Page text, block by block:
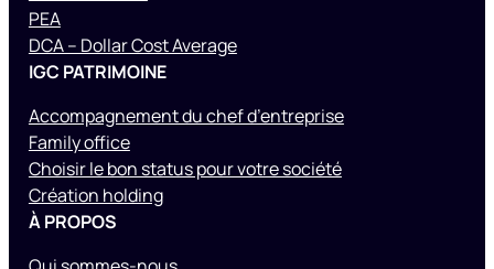
PEA
DCA – Dollar Cost Average
IGC PATRIMOINE
Accompagnement du chef d’entreprise
Family office
Choisir le bon status pour votre société
Création holding
À PROPOS